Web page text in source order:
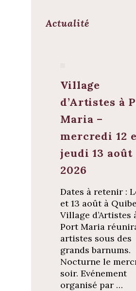
Actualité
Village
d’Artistes à
Maria –
mercredi 12
jeudi 13 août
2026
Dates à retenir :
et 13 août à
Village d’Artistes
Port Maria
artistes sous des
grands barnums.
Nocturne le
soir. Evénement
organisé par …